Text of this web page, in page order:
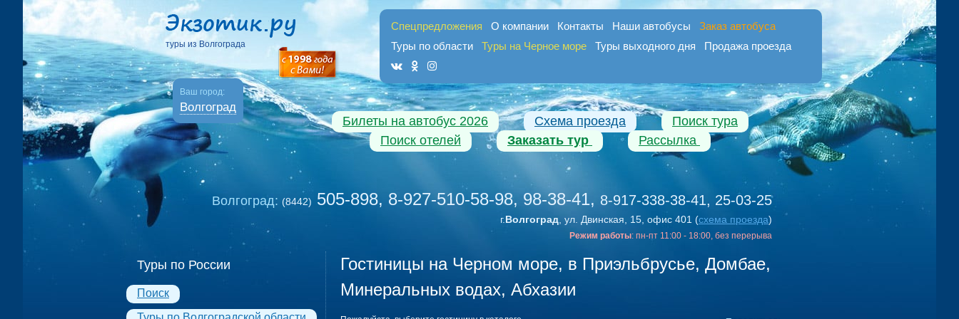
туры из Волгограда
Спецпредложения О компании Контакты Наши автобусы
Заказ автобуса
Туры по области
Туры на Черное море Туры выходного дня Продажа проезда
Ваш город:
Волгоград
Билеты на автобус 2026 Схема проезда
Поиск тура
Поиск отелей
Заказать тур Рассылка
Волгоград: (8442) 505-898, 8-927-510-58-98, 98-38-41, 8-917-338-38-41, 25-03-25
г.Волгоград , ул. Двинская, 15, офис 401 (схема проезда)
Режим работы: пн-пт 11:00 - 18:00, без перерыва
Гостиницы на Черном море, в Приэльбрусье, Домбае,
Минеральных водах, Абхазии
Туры по России
Поиск